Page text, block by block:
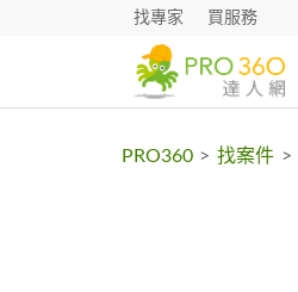
找專家 買服務
PRO360 > 找案件 >